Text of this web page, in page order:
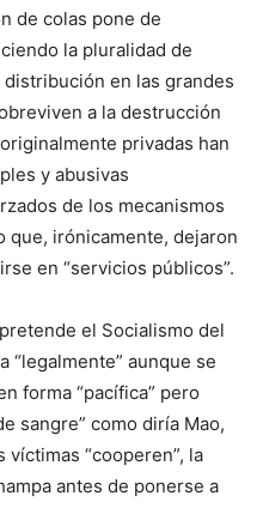
de colas pone de
la pluralidad de
en las grandes
a la destrucción
privadas han
y abusivas
de los mecanismos
que, irónicamente, dejaron
en “servicios públicos”.
el Socialismo del
“legalmente” aunque se
forma “pacífica” pero
sangre” como diría Mao,
“cooperen”, la
antes de ponerse a